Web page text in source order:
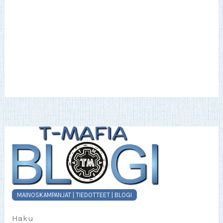
MAINOSKAMPANJAT | TIEDOTTEET | BLOGI
Haku